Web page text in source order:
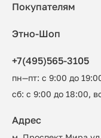
Покупателям
Этно-Шоп
+7(495)565-3105
пн—пт: с 9:00 до
сб: с 9:00 до 18:00,
Адрес